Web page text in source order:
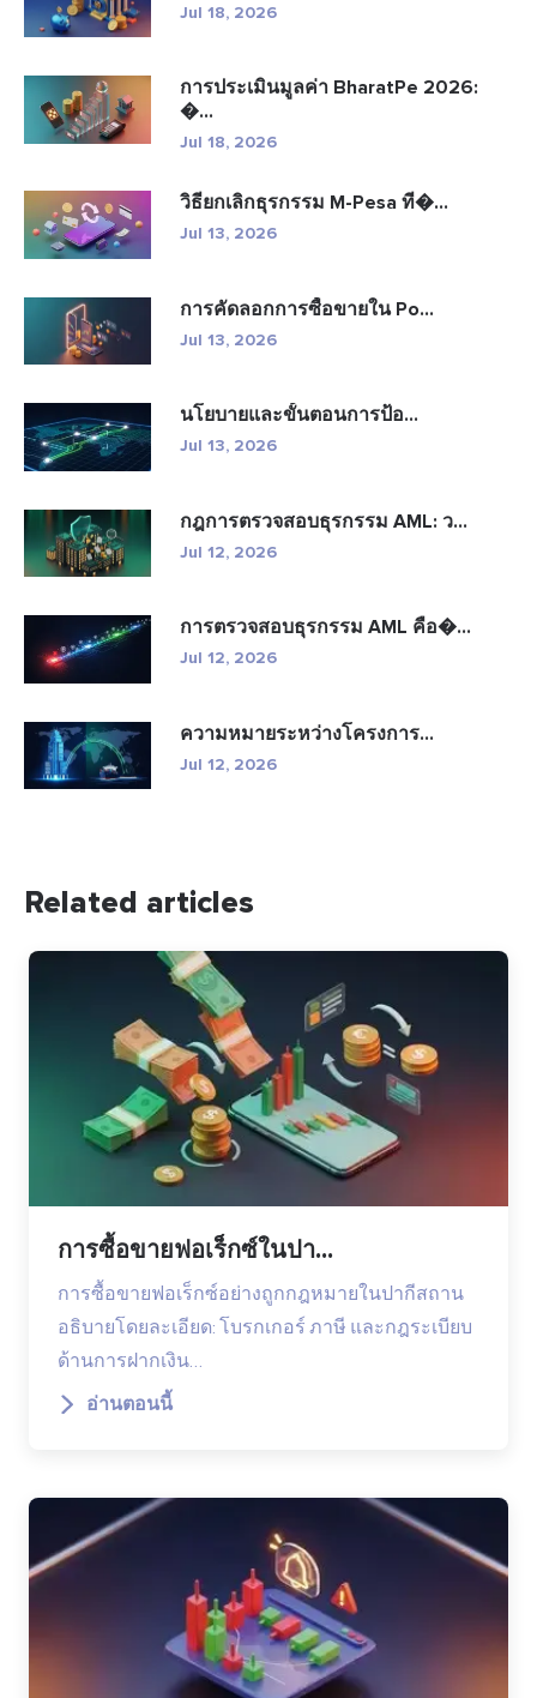
Jul 18, 2026
การประเมินมูลค่า BharatPe 2026:
�...
Jul 18, 2026
วิธียกเลิกธุรกรรม M-Pesa ที�...
Jul 13, 2026
การคัดลอกการซื้อขายใน Po...
Jul 13, 2026
นโยบายและขั้นตอนการป้อ...
Jul 13, 2026
กฎการตรวจสอบธุรกรรม AML: ว...
Jul 12, 2026
การตรวจสอบธุรกรรม AML คือ�...
Jul 12, 2026
ความหมายระหว่างโครงการ...
Jul 12, 2026
Related articles
การซื้อขายฟอเร็กซ์ในปา...
การซื้อขายฟอเร็กซ์อย่างถูกกฎหมายในปากีสถาน
อธิบายโดยละเอียด: โบรกเกอร์ ภาษี และกฎระเบียบ
ด้านการฝากเงิน…
อ่านตอนนี้